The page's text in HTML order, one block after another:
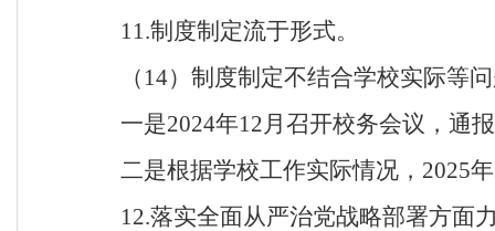
11.制度制定流于形式。
（ 14）制度制定不结合学校实际等
一是2024年12月召开校务会议，通
二是根据学校工作实际情况， 2025
12.落实全面从严治党战略部署方面